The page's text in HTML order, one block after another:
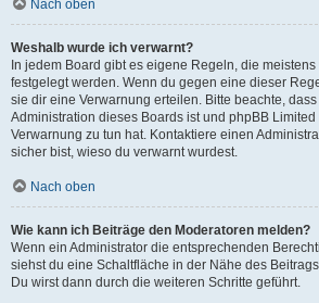
Nach oben
Weshalb wurde ich verwarnt?
In jedem Board gibt es eigene Regeln, die
festgelegt werden. Wenn du gegen eine dieser
sie dir eine Verwarnung erteilen. Bitte beachte,
Administration dieses Boards ist und phpBB
Verwarnung zu tun hat. Kontaktiere einen
sicher bist, wieso du verwarnt wurdest.
Nach oben
Wie kann ich Beiträge den Moderatoren melden?
Wenn ein Administrator die entsprechenden
siehst du eine Schaltfläche in der Nähe des
Du wirst dann durch die weiteren Schritte geführt.